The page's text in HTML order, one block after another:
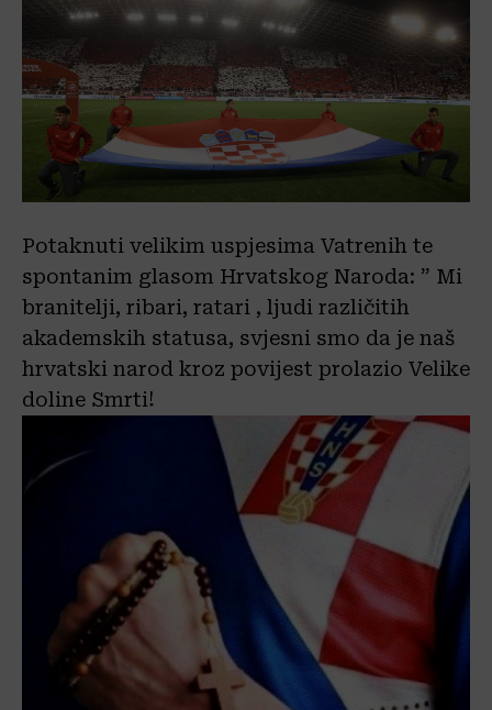
Potaknuti velikim uspjesima Vatrenih te
spontanim glasom Hrvatskog Naroda: ” Mi
branitelji, ribari, ratari , ljudi različitih
akademskih statusa, svjesni smo da je naš
hrvatski narod kroz povijest prolazio Velike
doline Smrti!